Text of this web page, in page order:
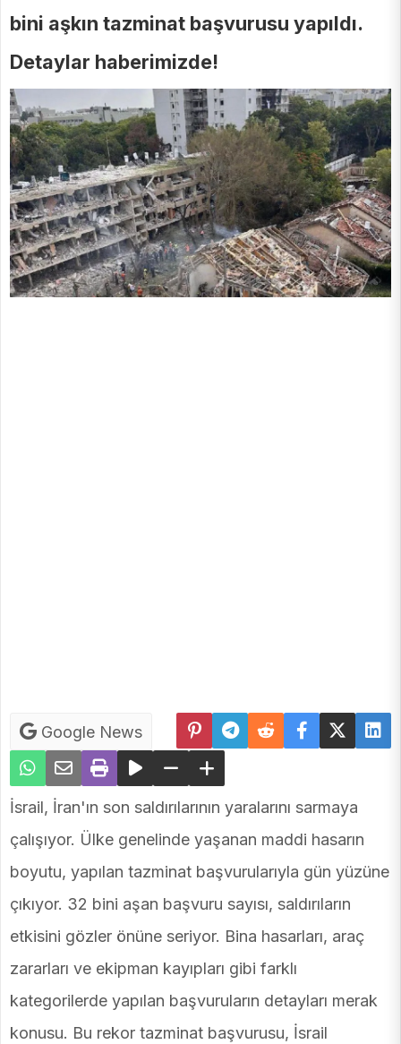
bini aşkın tazminat başvurusu yapıldı.
Detaylar haberimizde!
Google News
İsrail, İran'ın son saldırılarının yaralarını sarmaya
çalışıyor. Ülke genelinde yaşanan maddi hasarın
boyutu, yapılan tazminat başvurularıyla gün yüzüne
çıkıyor. 32 bini aşan başvuru sayısı, saldırıların
etkisini gözler önüne seriyor. Bina hasarları, araç
zararları ve ekipman kayıpları gibi farklı
kategorilerde yapılan başvuruların detayları merak
konusu. Bu rekor tazminat başvurusu, İsrail